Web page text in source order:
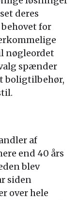
deres
for
nøgleordet
spænder
boligtilbehør,
af
end 40 års
blev
siden
over hele